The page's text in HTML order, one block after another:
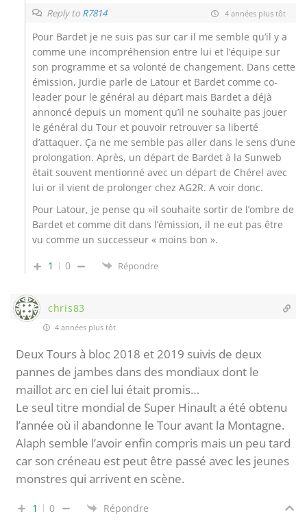
Reply to R7814 4 années plus tôt
Pour Bardet je ne suis pas sur car il me semble qu’il y a
comme une incompréhension entre lui et l’équipe sur
son programme et sa volonté de changement. Dans cette
émission, Jurdie parle de Latour et Bardet comme co-
leader pour le général au départ mais Bardet a déjà
annoncé depuis un moment qu’il ne souhaite pas jouer
le général du Tour et pouvoir retrouver sa liberté
d’attaquer. Ça ne me semble pas aller dans le sens d’une
prolongation. Après, un départ de Bardet à la Sunweb
était souvent mentionné avec un départ de Chérel avec
lui or il vient de prolonger chez AG2R. A voir donc.
Pour Latour, je pense qu »il souhaite sortir de l’ombre de
Bardet et comme dit dans l’émission, il ne eut pas être
vu comme un successeur « moins bon ».
1
0 Répondre
chris83
4 années plus tôt
Deux Tours à bloc 2018 et 2019 suivis de deux
pannes de jambes dans des mondiaux dont le
maillot arc en ciel lui était promis…
Le seul titre mondial de Super Hinault a été obtenu
l’année où il abandonne le Tour avant la Montagne.
Alaph semble l’avoir enfin compris mais un peu tard
car son créneau est peut être passé avec les jeunes
monstres qui arrivent en scène.
1 0 Répondre